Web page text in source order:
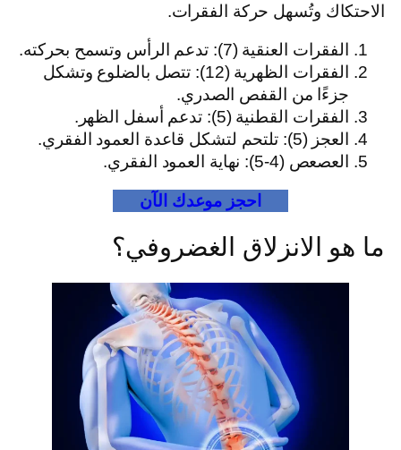
الاحتكاك وتُسهل حركة الفقرات.
الفقرات العنقية (7): تدعم الرأس وتسمح بحركته.
الفقرات الظهرية (12): تتصل بالضلوع وتشكل
جزءًا من القفص الصدري.
الفقرات القطنية (5): تدعم أسفل الظهر.
العجز (5): تلتحم لتشكل قاعدة العمود الفقري.
العصعص (4-5): نهاية العمود الفقري.
احجز موعدك الآن
ما هو الانزلاق الغضروفي؟